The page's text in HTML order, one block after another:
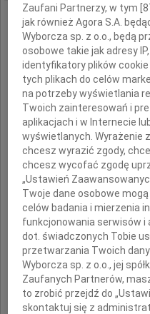
Zaufani Partnerzy, w tym [
jak również Agora S.A.
Wyborcza sp. z o.o., będą
osobowe takie jak adresy
identyfikatory plików
tych plikach do celów
na potrzeby wyświetlania
Twoich zainteresowań i
aplikacjach i w Internecie
wyświetlanych. Wyrażenie
chcesz wyrazić zgody,
chcesz wycofać zgodę
„Ustawień
Twoje dane osobowe
celów badania i mierzenia
funkcjonowania serwisów i
dot. świadczonych Tobie
przetwarzania Twoich
Wyborcza sp. z o.o., jej
Zaufanych Partnerów,
to zrobić przejdź do
skontaktuj się z